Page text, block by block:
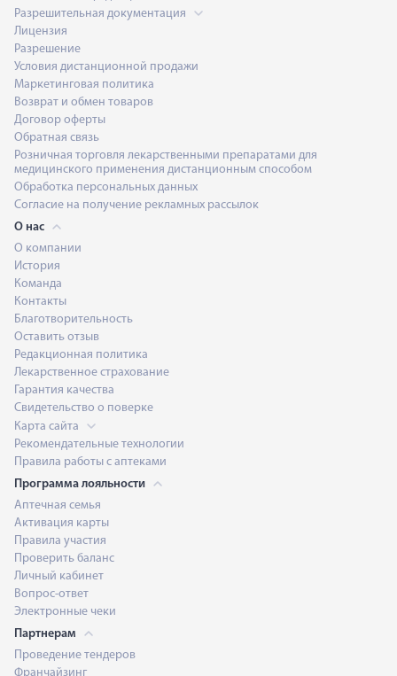
Разрешительная документация
Лицензия
Разрешение
Условия дистанционной продажи
Маркетинговая политика
Возврат и обмен товаров
Договор оферты
Обратная связь
Розничная торговля лекарственными препаратами для
медицинского применения дистанционным способом
Обработка персональных данных
Согласие на получение рекламных рассылок
О нас
О компании
История
Команда
Контакты
Благотворительность
Оставить отзыв
Редакционная политика
Лекарственное страхование
Гарантия качества
Свидетельство о поверке
Карта сайта
Рекомендательные технологии
Правила работы с аптеками
Программа лояльности
Аптечная семья
Активация карты
Правила участия
Проверить баланс
Личный кабинет
Вопрос-ответ
Электронные чеки
Партнерам
Проведение тендеров
Франчайзинг